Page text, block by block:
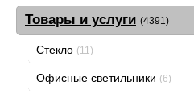
Товары и услуги (4391)
Стекло (11)
Офисные светильники (6)